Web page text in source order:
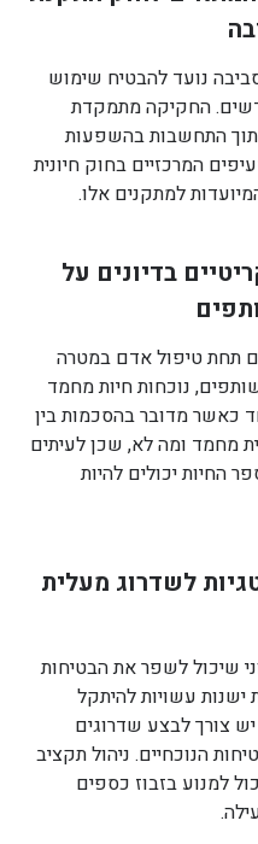
נועד להבטיח שימוש
החקיקה מתמקדת
התחשבות בהשפעות
המרכזיים בחוק חיונית
למתקנים אלו.
בדיונים על
תחת טיפול אדם במטרה
נוכחות חיות מחמד
כאשר מדובר בהסכמות בין
מחמד ומה לא, שכן לעיתים
החיות יכולים להיות
לשדרוג מעלית
שיכול לשפר את הבטיחות
ישנות עשויות להיתקל
צורך לבצע שדרוגים
הנוכחיים. ניהול תקציב
למנוע בזבוז כספים